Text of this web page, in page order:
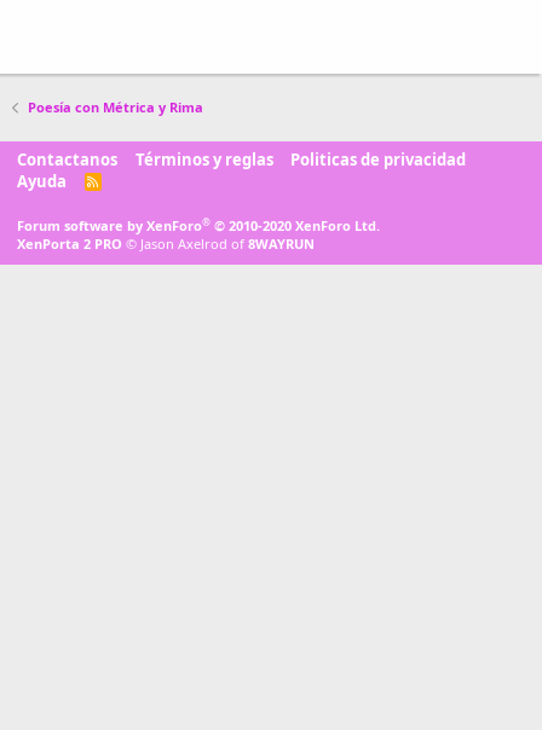
Poesía con Métrica y Rima
Contactanos Términos y reglas
Politicas de privacidad
Ayuda
R
Forum software by XenForo® © 2010-2020 XenForo Ltd.
XenPorta 2 PRO © Jason Axelrod of 8WAYRUN